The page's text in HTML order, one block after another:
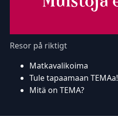
Resor på riktigt
Matkavalikoima
Tule tapaamaan TEMAa!
Mitä on TEMA?